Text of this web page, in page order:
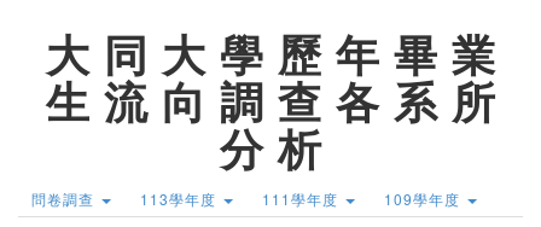
大 同 大 學 歷 年 畢 業
生 流 向 調 查 各 系 所
分 析
問卷調查 113學年度 111學年度 109學年度